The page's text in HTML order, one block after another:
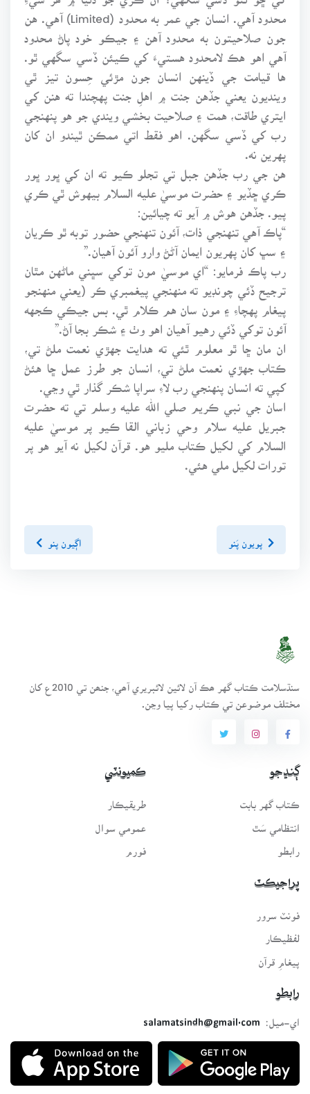
محدود آهي. انسان جي عمر به محدود (Limited) آهي. هن
جون صلاحيتون به محدود آهن ۽ جيڪو خود پاڻ محدود
آهي اهو هڪ لامحدود هستيءَ کي ڪيئن ڏسي سگهي ٿو.
ها قيامت جي ڏينهن انسان جون مڙئي حِسون تيز ٿي
وينديون يعني جڏهن جنت ۾ اهلِ جنت پهچندا ته هنن کي
ايتري طاقت، همت ۽ صلاحيت بخشي ويندي جو هو پنهنجي
رب کي ڏسي سگهن. اهو فقط اتي ممڪن ٿيندو ان کان
هن جي رب جڏهن جبل تي تجلو ڪيو ته ان کي ڀور ڀور
ڪري ڇڏيو ۽ حضرت موسيٰ عليه السلام بيهوش ٿي ڪري
پيو. جڏهن هوش ۾ آيو ته چيائين:
“پاڪ آهي تنهنجي ذات، آئون تنهنجي حضور توبه ٿو ڪريان
۽ سڀ کان پهريون ايمان آڻڻ وارو آئون آهيان.”
رب پاڪ فرمايو: “اي موسيٰ مون توکي سڀني ماڻهن مٿان
ترجيح ڏئي چونڊيو ته منهنجي پيغمبري ڪر (يعني منهنجو
پيغام پهچاءِ ۽ مون سان هم ڪلام ٿي. بس جيڪي ڪجهه
آئون توکي ڏئي رهيو آهيان اهو وٺ ۽ شڪر بجا آڻ.”
ان مان ڇا ٿو معلوم ٿئي ته هدايت جهڙي نعمت ملڻ تي،
ڪتاب جهڙي نعمت ملڻ تي، انسان جو طرز عمل ڇا هئڻ
کپي ته انسان پنهنجي رب لاءِ سراپا شڪر گذار ٿي وڃي.
اسان جي نبي ڪريم صلي الله عليه وسلم تي ته حضرت
جبريل عليه سلام وحي زباني القا ڪيو پر موسيٰ عليه
السلام کي لکيل ڪتاب مليو هو. قرآن لکيل نه آيو هو پر
تورات لکيل ملي هئي.
پويون پَنو اڳيون پنو
سنڌسلامت ڪتاب گهر ھڪ آن لائين لائبريري آھي، جنھن تي 2010ع کان
مختلف موضوعن تي ڪتاب رکيا پيا وڃن.
ڳنڍجو
ڪتاب گهر بابت
انتظامي سَٿ
رابطو
ڪميونٽي
طريقيڪار
عمومي سوال
فورم
پراجيڪٽ
لفظيڪار
پيغامِ قرآن
رابطو
اي-ميل:
salamatsindh@gmail.com